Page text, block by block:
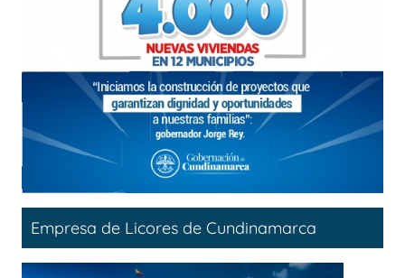
Empresa de Licores de Cundinamarca